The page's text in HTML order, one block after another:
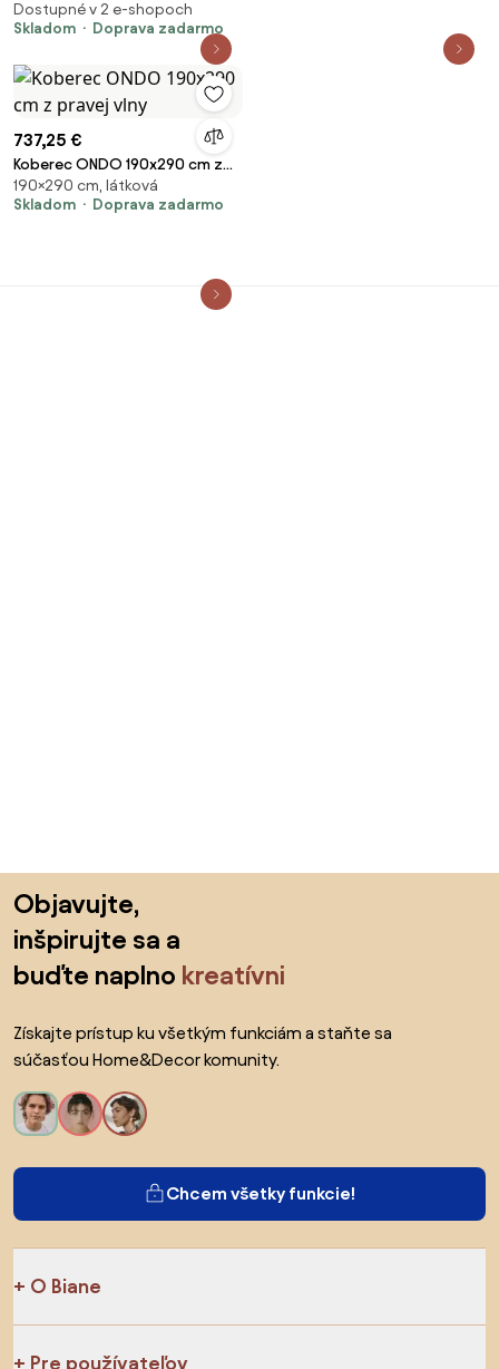
Dostupné v 2 e-shopoch
Skladom
Doprava zadarmo
737,25 €
Koberec ONDO 190x290 cm z
pravej vlny
190×290 cm, látková
Skladom
Doprava zadarmo
Objavujte,
inšpirujte sa a
buďte naplno kreatívni
Získajte prístup ku všetkým funkciám a staňte sa
súčasťou Home&Decor komunity.
Chcem všetky funkcie!
O Biane
Pre používateľov